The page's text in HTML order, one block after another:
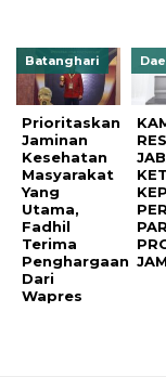
Batanghari
Prioritaskan
Jaminan
Kesehatan
Masyarakat
Yang
Utama,
Fadhil
Terima
Penghargaan
Dari
Wapres